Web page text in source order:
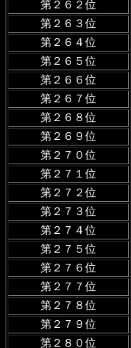
第２６２位
第２６３位
第２６４位
第２６５位
第２６６位
第２６７位
第２６８位
第２６９位
第２７０位
第２７１位
第２７２位
第２７３位
第２７４位
第２７５位
第２７６位
第２７７位
第２７８位
第２７９位
第２８０位